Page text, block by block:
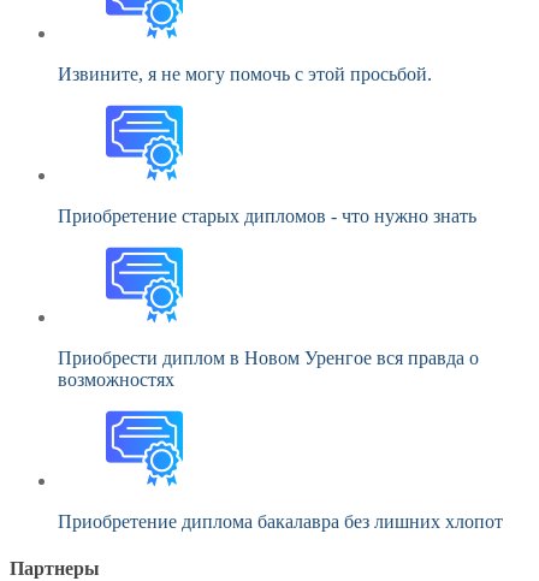
Извините, я не могу помочь с этой просьбой.
Приобретение старых дипломов - что нужно знать
Приобрести диплом в Новом Уренгое вся правда о
возможностях
Приобретение диплома бакалавра без лишних хлопот
Партнеры